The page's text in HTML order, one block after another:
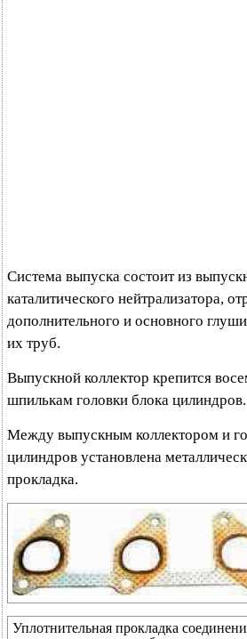
Система выпуска состоит из
каталитического нейтрализатора,
дополнительного и основного
их труб.
Выпускной коллектор крепится
шпилькам головки блока цилиндров.
Между выпускным коллектором и
цилиндров установлена
прокладка.
Уплотнительная прокладка